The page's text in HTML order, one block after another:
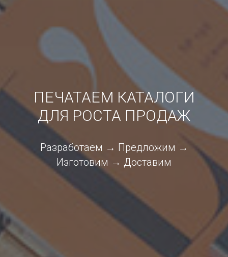
ПЕЧАТАЕМ КАТАЛОГИ
ДЛЯ РОСТА ПРОДАЖ
Разработаем → Предложим →
Изготовим → Доставим